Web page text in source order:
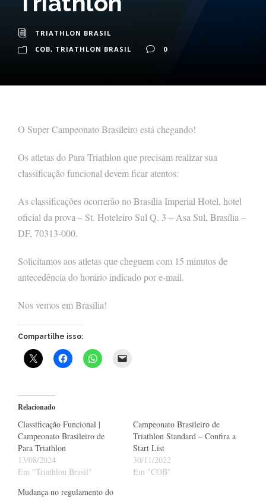
TRIATHLON BRASIL
COB, TRIATHLON BRASIL 0
O Super Campeonato Brasileiro está chegando!
Os atletas do Para Triathlon que precisam realizar sua
classificação funcional devem ficar atentos:
As classificações ocorrerão no Brasília Imperial Hotel, hotel
oficial da prova – St. Hoteleiro Sul Q. 3 – Asa Sul, Brasília –
DF, 70313-000.
Solicitamos aos atletas que cheguem com 15 minutos de
antecedência do horário indicado por e-mail.
Nos vemos em Brasília!
Compartilhe isso:
Relacionado
Classificação Funcional |
Campeonato Brasileiro de
Para Triathlon
13/08/2024
Em "Triathlon Brasil"
Campeonato Brasileiro de
Triathlon Standard – Confira a
Start List
30/11/2022
Em "COB"
Mudança no regulamento do